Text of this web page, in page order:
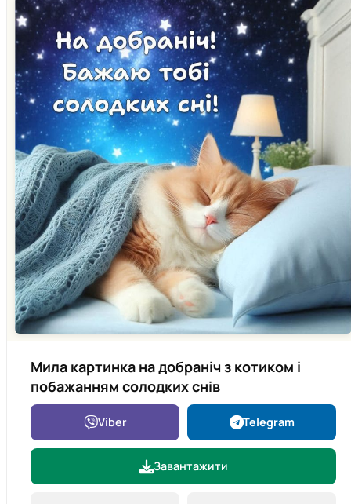
Мила картинка на добраніч з котиком і
побажанням солодких снів
Viber Telegram
Завантажити